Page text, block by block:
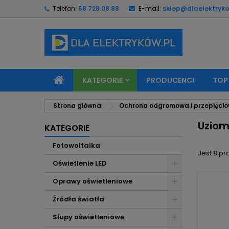
Telefon: 58 728 08 88 E-mail:
KATEGORIE PRODUCENCI
Strona główna Ochrona odgromowa i
KATEGORIE
Fotowoltaika
Oświetlenie LED
Oprawy oświetleniowe
Źródła światła
Słupy oświetleniowe
Jest 8